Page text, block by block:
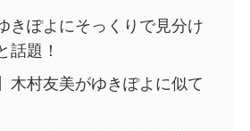
きぽよにそっくりで見分け
話題！
木村友美がゆきぽよに似て